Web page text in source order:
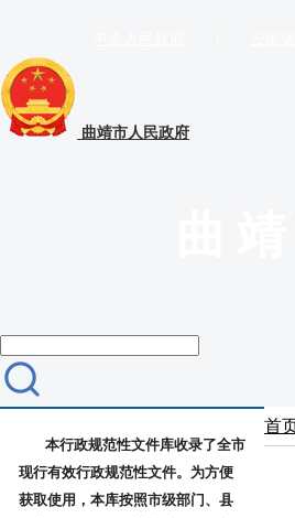
曲靖市人民政府
本行政规范性文件库收录了全市
现行有效行政规范性文件。为方便
获取使用，本库按照市级部门、县
首